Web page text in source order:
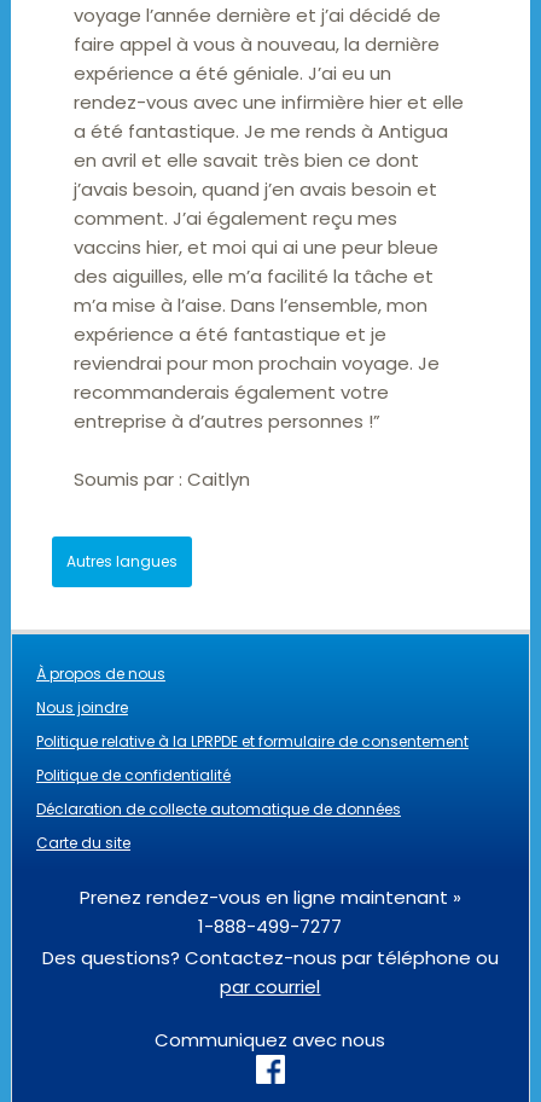
voyage l’année dernière et j’ai décidé de
faire appel à vous à nouveau, la dernière
expérience a été géniale. J’ai eu un
rendez-vous avec une infirmière hier et elle
a été fantastique. Je me rends à Antigua
en avril et elle savait très bien ce dont
j’avais besoin, quand j’en avais besoin et
comment. J’ai également reçu mes
vaccins hier, et moi qui ai une peur bleue
des aiguilles, elle m’a facilité la tâche et
m’a mise à l’aise. Dans l’ensemble, mon
expérience a été fantastique et je
reviendrai pour mon prochain voyage. Je
recommanderais également votre
entreprise à d’autres personnes !”
Soumis par :Caitlyn
Autres langues
À propos de nous
Nous joindre
Politique relative à la LPRPDE et formulaire de consentement
Politique de confidentialité
Déclaration de collecte automatique de données
Carte du site
Prenez rendez-vous en ligne maintenant »
1-888-499-7277
Des questions? Contactez-nous par téléphone ou
par courriel
Communiquez avec nous